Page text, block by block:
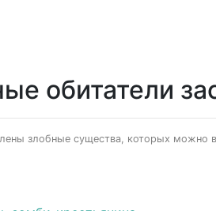
обитатели
злобные существа, которых можно